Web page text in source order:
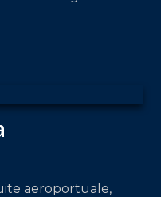
aeroportuale,